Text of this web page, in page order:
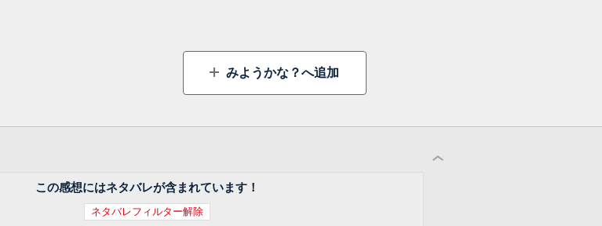
みようかな？へ追加
この感想にはネタバレが含まれています！
ネタバレフィルター解除